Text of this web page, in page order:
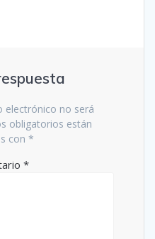
electrónico no será
obligatorios están
con *
*